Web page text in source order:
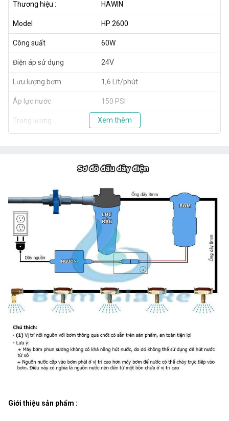
Thương hiệu : HAWIN
Model HP 2600
Công suất 60W
Điện áp sử dụng 24V
Lưu lượng bơm 1,6 Lít/phút
Áp lực nước 150 PSI
Trọng lượng 1,8kg
Xem thêm
Giới thiệu sản phẩm :